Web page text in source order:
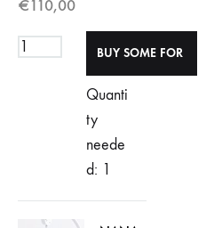
€110,00
Quanti
ty
neede
d: 1